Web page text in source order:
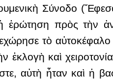
Σύνοδο
ἐρώτηση πρὸς τὴν
τὸ αὐτοκέφαλο
ἐκλογὴ καὶ
αὐτὴ ἦταν καὶ ἡ